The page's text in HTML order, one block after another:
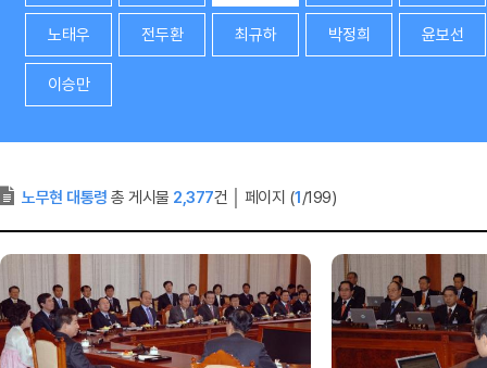
노태우 전두환 최규하 박정희 윤보선
이승만
노무현 대통령 총 게시물 2,377건 페이지 (1/199)